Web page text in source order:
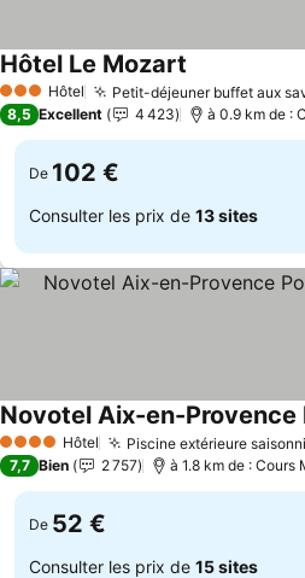
3 ÉtoilesHôtel Petit-déjeuner buffet aux
Hôtel Le Mozart
8,5 Excellent 4 423 à 0.9 km de :
De 102 €
Consulter les prix de 13 sites
4 Étoiles Hôtel Piscine extérieure
7,7 Bien 2 757 à 1.8 km de : Cours
De 52 €
Consulter les prix de 15 sites